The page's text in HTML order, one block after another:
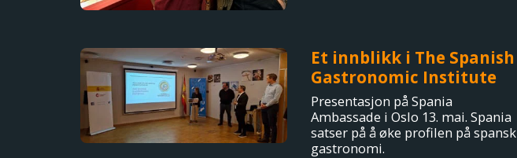
Et innblikk i The Spanish
Gastronomic Institute
Presentasjon på Spania
Ambassade i Oslo 13. mai. Spania
satser på å øke profilen på spansk
gastronomi.